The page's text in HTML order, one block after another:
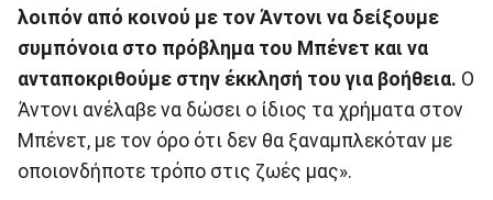
λοιπόν από κοινού με τον Άντονι να δείξουμε
συμπόνοια στο πρόβλημα του Μπένετ και να
ανταποκριθούμε στην έκκλησή του για βοήθεια. Ο
Άντονι ανέλαβε να δώσει ο ίδιος τα χρήματα στον
Μπένετ, με τον όρο ότι δεν θα ξαναμπλεκόταν με
οποιονδήποτε τρόπο στις ζωές μας».